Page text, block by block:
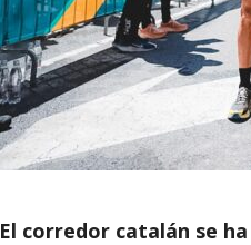
El corredor catalán se